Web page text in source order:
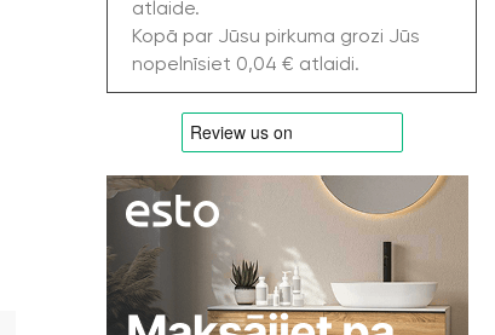
atlaide.
Kopā par Jūsu pirkuma grozi Jūs
nopelnīsiet 0,04 € atlaidi.